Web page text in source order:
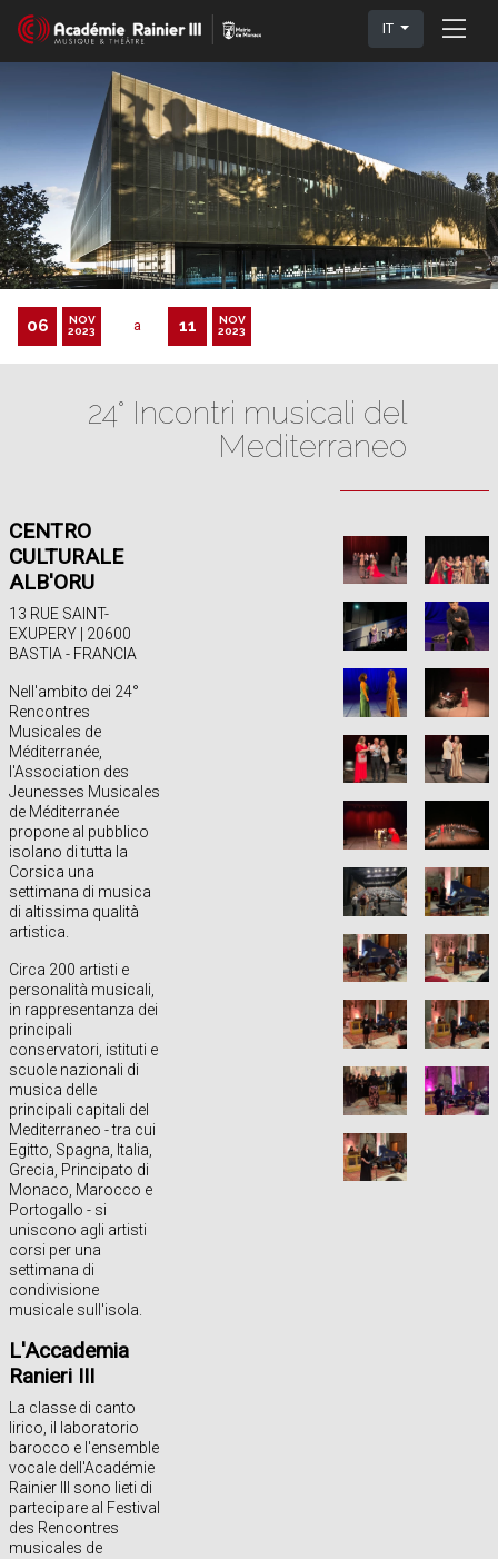
IT
06
NOV
2023
a 11
NOV
2023
24° Incontri musicali del
Mediterraneo
CENTRO
CULTURALE
ALB'ORU
13 RUE SAINT-
EXUPERY | 20600
BASTIA - FRANCIA
Nell'ambito dei 24°
Rencontres
Musicales de
Méditerranée,
l'Association des
Jeunesses Musicales
de Méditerranée
propone al pubblico
isolano di tutta la
Corsica una
settimana di musica
di altissima qualità
artistica.
Circa 200 artisti e
personalità musicali,
in rappresentanza dei
principali
conservatori, istituti e
scuole nazionali di
musica delle
principali capitali del
Mediterraneo - tra cui
Egitto, Spagna, Italia,
Grecia, Principato di
Monaco, Marocco e
Portogallo - si
uniscono agli artisti
corsi per una
settimana di
condivisione
musicale sull'isola.
L'Accademia
Ranieri III
La classe di canto
lirico, il laboratorio
barocco e l'ensemble
vocale dell'Académie
Rainier III sono lieti di
partecipare al Festival
des Rencontres
musicales de